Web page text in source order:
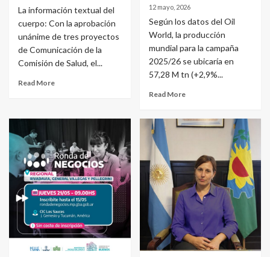
La información textual del
cuerpo: Con la aprobación
unánime de tres proyectos
de Comunicación de la
Comisión de Salud, el...
Read More
12 mayo, 2026
Según los datos del Oil
World, la producción
mundial para la campaña
2025/26 se ubicaría en
57,28 M tn (+2,9%...
Read More